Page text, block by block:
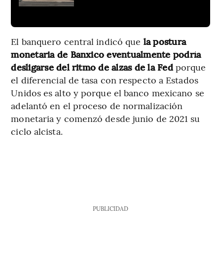
El banquero central indicó que la postura
monetaria de Banxico eventualmente podría
desligarse del ritmo de alzas de la Fedporque
el diferencial de tasa con respecto a Estados
Unidos es alto y porque el banco mexicano se
adelantó en el proceso de normalización
monetaria y comenzó desde junio de 2021 su
ciclo alcista.
PUBLICIDAD